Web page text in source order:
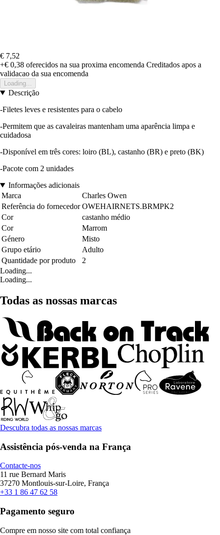
€ 7,52
+€ 0,38 oferecidos na sua proxima encomenda Creditados apos a
validacao da sua encomenda
Loading...
Descrição
-Filetes leves e resistentes para o cabelo
-Permitem que as cavaleiras mantenham uma aparência limpa e
cuidadosa
-Disponível em três cores: loiro (BL), castanho (BR) e preto (BK)
-Pacote com 2 unidades
Informações adicionais
Marca
Charles Owen
Referência do fornecedor OWEHAIRNETS.BRMPK2
Cor
castanho médio
Cor
Marrom
Género
Misto
Grupo etário
Adulto
Quantidade por produto
2
Loading...
Loading...
Todas as nossas marcas
Descubra todas as nossas marcas
Assistência pós-venda na França
Contacte-nos
11 rue Bernard Maris
37270 Montlouis-sur-Loire, França
+33 1 86 47 62 58
Pagamento seguro
Compre em nosso site com total confiança